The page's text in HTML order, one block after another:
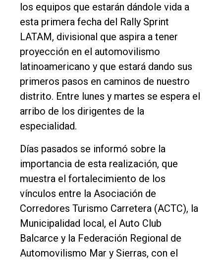
El
único
DIARIO
Balcarce
Inicio
Tendencia
Int.
General
Política
Cultura
Entrevistas
Rural
Deportes
los equipos que estarán dándole vida a
esta primera fecha del Rally Sprint
LATAM, divisional que aspira a tener
proyección en el automovilismo
latinoamericano y que estará dando sus
primeros pasos en caminos de nuestro
distrito. Entre lunes y martes se espera el
arribo de los dirigentes de la
especialidad.
Días pasados se informó sobre la
importancia de esta realización, que
muestra el fortalecimiento de los
vínculos entre la Asociación de
Corredores Turismo Carretera (ACTC), la
Municipalidad local, el Auto Club
Balcarce y la Federación Regional de
Automovilismo Mar y Sierras, con el